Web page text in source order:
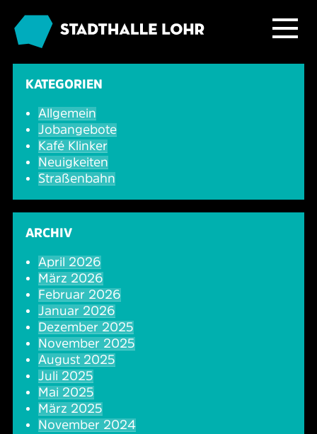
Programm
Übersicht
Ballett & Tanz
Familie
Konzerte
Oper & Operette
Party
Theater & Musical
Service
Neuigkeiten
Tickets
Hotels & Übernachtung
Essen & Trinken
Barrierefreiheit
Über Lohr a.Main
Das Haus
Großer Saal
Seminarbereich
Technik
Downloads
Geschichte
Kafé Klinker
KATEGORIEN
Allgemein
Jobangebote
Kafé Klinker
Neuigkeiten
Straßenbahn
ARCHIV
April 2026
März 2026
Februar 2026
Januar 2026
Dezember 2025
November 2025
August 2025
Juli 2025
Mai 2025
März 2025
November 2024